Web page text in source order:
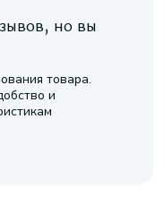
но вы
товара.
и